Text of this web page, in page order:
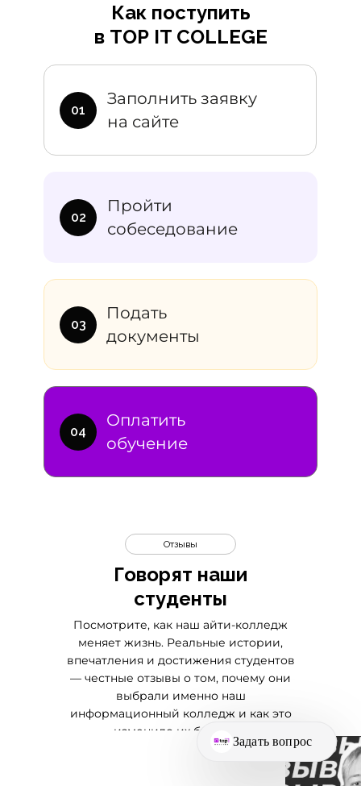
Оплатить
обучение
Подать
документы
Пройти
собеседование
Заполнить заявку
на сайте
Как поступить
в TOP IT COLLEGE
01
02
03
04
Говорят наши
студенты
Отзывы
Посмотрите, как наш айти-колледж
меняет жизнь. Реальные истории,
впечатления и достижения студентов
— честные отзывы о том, почему они
выбрали именно наш
информационный колледж и как это
изменило их будущее.